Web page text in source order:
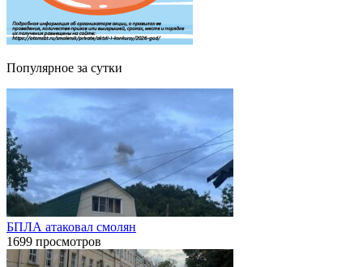
Популярное за сутки
БПЛА атаковал смолян
1699 просмотров